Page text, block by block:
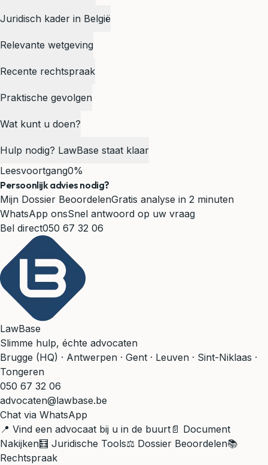
Juridisch kader in België
Relevante wetgeving
Recente rechtspraak
Praktische gevolgen
Wat kunt u doen?
Hulp nodig? LawBase staat klaar
Leesvoortgang0%
Persoonlijk advies nodig?
Mijn Dossier BeoordelenGratis analyse in 2 minuten
WhatsApp onsSnel antwoord op uw vraag
Bel direct050 67 32 06
LawBase
Slimme hulp, échte advocaten
Brugge (HQ) · Antwerpen · Gent · Leuven · Sint-Niklaas ·
Tongeren
050 67 32 06
advocaten@lawbase.be
Chat via WhatsApp
📍 Vind een advocaat bij u in de buurt 📄 Document
Nakijken🧮 Juridische Tools⚖️ Dossier Beoordelen📚
Rechtspraak